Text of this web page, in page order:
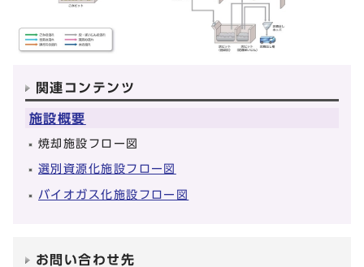
関連コンテンツ
施設概要
焼却施設フロー図
選別資源化施設フロー図
バイオガス化施設フロー図
お問い合わせ先